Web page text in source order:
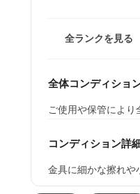
全ランクを見る
全体コンディショ
ご使用や保管によ
コンディション詳
金具に細かな擦れ